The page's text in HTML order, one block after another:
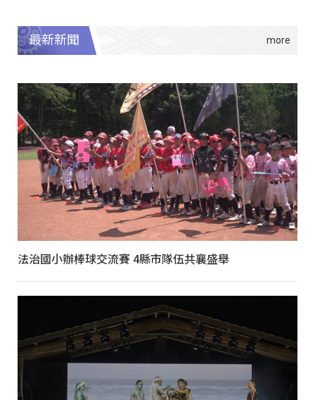
最新新聞
法治國小辦棒球交流賽 4縣市隊伍共襄盛舉